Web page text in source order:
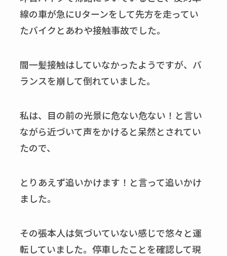
線の車が急にUターンをして先方を走ってい
たバイクとあわや接触事故でした。
間一髪接触はしていなかったようですが、バ
ランスを崩して倒れていました。
私は、目の前の光景に危ない危ない！と言い
ながら近づいて声をかけると呆然とされてい
たので、
とりあえず追いかけます！と言って追いかけ
ました。
その張本人は気づいていない感じで悠々と運
転していました。停車したことを確認して現